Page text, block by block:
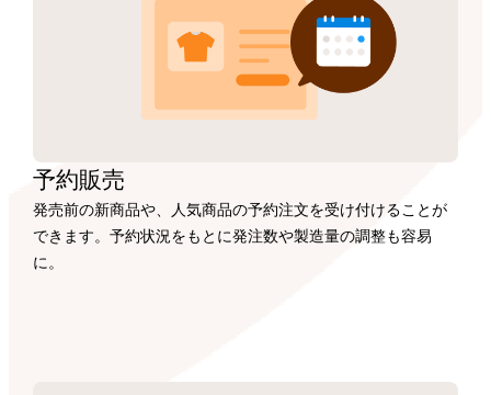
予約販売
発売前の新商品や、人気商品の予約注文を受け付けることが
できます。予約状況をもとに発注数や製造量の調整も容易
に。